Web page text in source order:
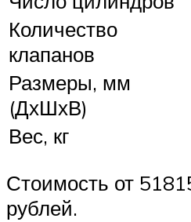
Количество
клапанов
Размеры, мм
(ДхШхВ)
Вес, кг
Стоимость от
рублей.